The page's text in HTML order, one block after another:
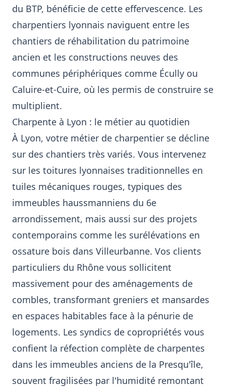
du BTP, bénéficie de cette effervescence. Les
charpentiers lyonnais naviguent entre les
chantiers de réhabilitation du patrimoine
ancien et les constructions neuves des
communes périphériques comme Écully ou
Caluire-et-Cuire, où les permis de construire se
multiplient.
Charpente à Lyon : le métier au quotidien
À Lyon, votre métier de charpentier se décline
sur des chantiers très variés. Vous intervenez
sur les toitures lyonnaises traditionnelles en
tuiles mécaniques rouges, typiques des
immeubles haussmanniens du 6e
arrondissement, mais aussi sur des projets
contemporains comme les surélévations en
ossature bois dans Villeurbanne. Vos clients
particuliers du Rhône vous sollicitent
massivement pour des aménagements de
combles, transformant greniers et mansardes
en espaces habitables face à la pénurie de
logements. Les syndics de copropriétés vous
confient la réfection complète de charpentes
dans les immeubles anciens de la Presqu'île,
souvent fragilisées par l'humidité remontant